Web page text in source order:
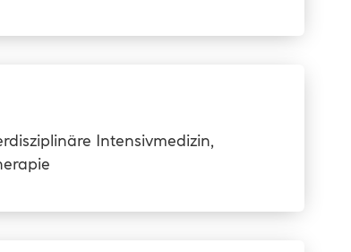
Intensivmedizin,